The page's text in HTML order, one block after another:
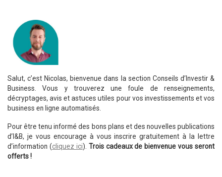
Salut, c’est Nicolas, bienvenue dans la section Conseils d’Investir &
Business. Vous y trouverez une foule de renseignements,
décryptages, avis et astuces utiles pour vos investissements et vos
business en ligne automatisés.
Pour être tenu informé des bons plans et des nouvelles publications
d’I&B, je vous encourage à vous inscrire gratuitement à la lettre
d’information (cliquez ici). Trois cadeaux de bienvenue vous seront
offerts !